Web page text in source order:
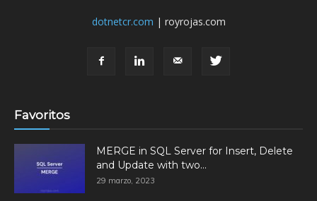
dotnetcr.com | royrojas.com
Favoritos
MERGE in SQL Server for Insert, Delete
and Update with two...
29 marzo, 2023